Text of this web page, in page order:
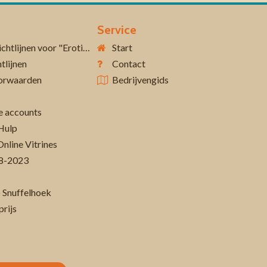
Aanvullende richtlijnen voor "Erotiek 18+"
accounts
Vitrines
2023
Service
Start
Contact
Bedrijvengids